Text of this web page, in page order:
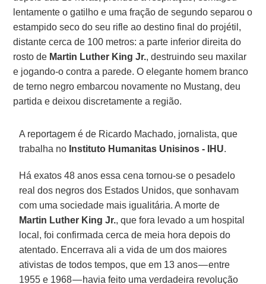
lentamente o gatilho e uma fração de segundo separou o
estampido seco do seu rifle ao destino final do projétil,
distante cerca de 100 metros: a parte inferior direita do
rosto de Martin Luther King Jr., destruindo seu maxilar
e jogando-o contra a parede. O elegante homem branco
de terno negro embarcou novamente no Mustang, deu
partida e deixou discretamente a região.
A reportagem é de Ricardo Machado, jornalista, que
trabalha no Instituto Humanitas Unisinos - IHU.
Há exatos 48 anos essa cena tornou-se o pesadelo
real dos negros dos Estados Unidos, que sonhavam
com uma sociedade mais igualitária. A morte de
Martin Luther King Jr., que fora levado a um hospital
local, foi confirmada cerca de meia hora depois do
atentado. Encerrava ali a vida de um dos maiores
ativistas de todos tempos, que em 13 anos — entre
1955 e 1968 — havia feito uma verdadeira revolução